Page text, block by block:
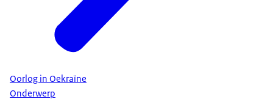
Oorlog in Oekraïne
Onderwerp